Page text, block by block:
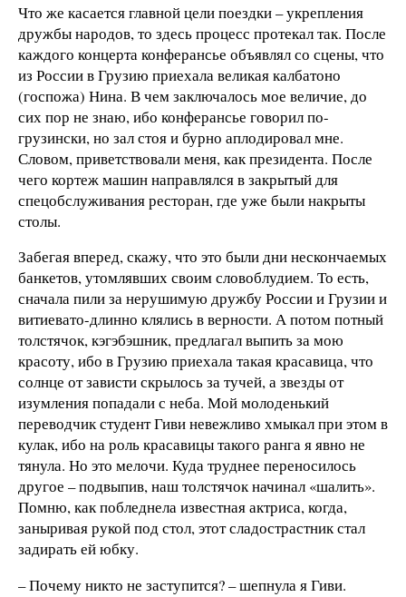
Что же касается главной цели поездки – укрепления
дружбы народов, то здесь процесс протекал так. После
каждого концерта конферансье объявлял со сцены, что
из России в Грузию приехала великая калбатоно
(госпожа) Нина. В чем заключалось мое величие, до
сих пор не знаю, ибо конферансье говорил по-
грузински, но зал стоя и бурно аплодировал мне.
Словом, приветствовали меня, как президента. После
чего кортеж машин направлялся в закрытый для
спецобслуживания ресторан, где уже были накрыты
столы.
Забегая вперед, скажу, что это были дни нескончаемых
банкетов, утомлявших своим словоблудием. То есть,
сначала пили за нерушимую дружбу России и Грузии и
витиевато-длинно клялись в верности. А потом потный
толстячок, кэгэбэшник, предлагал выпить за мою
красоту, ибо в Грузию приехала такая красавица, что
солнце от зависти скрылось за тучей, а звезды от
изумления попадали с неба. Мой молоденький
переводчик студент Гиви невежливо хмыкал при этом в
кулак, ибо на роль красавицы такого ранга я явно не
тянула. Но это мелочи. Куда труднее переносилось
другое – подвыпив, наш толстячок начинал «шалить».
Помню, как побледнела известная актриса, когда,
заныривая рукой под стол, этот сладострастник стал
задирать ей юбку.
– Почему никто не заступится? – шепнула я Гиви.